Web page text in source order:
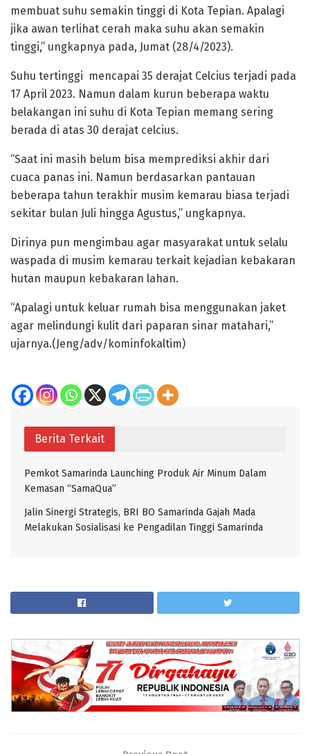
membuat suhu semakin tinggi di Kota Tepian. Apalagi
jika awan terlihat cerah maka suhu akan semakin
tinggi,” ungkapnya pada, Jumat (28/4/2023).
Suhu tertinggi mencapai 35 derajat Celcius terjadi pada
17 April 2023. Namun dalam kurun beberapa waktu
belakangan ini suhu di Kota Tepian memang sering
berada di atas 30 derajat celcius.
“Saat ini masih belum bisa memprediksi akhir dari
cuaca panas ini. Namun berdasarkan pantauan
beberapa tahun terakhir musim kemarau biasa terjadi
sekitar bulan Juli hingga Agustus,” ungkapnya.
Dirinya pun mengimbau agar masyarakat untuk selalu
waspada di musim kemarau terkait kejadian kebakaran
hutan maupun kebakaran lahan.
“Apalagi untuk keluar rumah bisa menggunakan jaket
agar melindungi kulit dari paparan sinar matahari,”
ujarnya.(Jeng/adv/kominfokaltim)
Berita Terkait
Pemkot Samarinda Launching Produk Air Minum Dalam
Kemasan “SamaQua”
Jalin Sinergi Strategis, BRI BO Samarinda Gajah Mada
Melakukan Sosialisasi ke Pengadilan Tinggi Samarinda